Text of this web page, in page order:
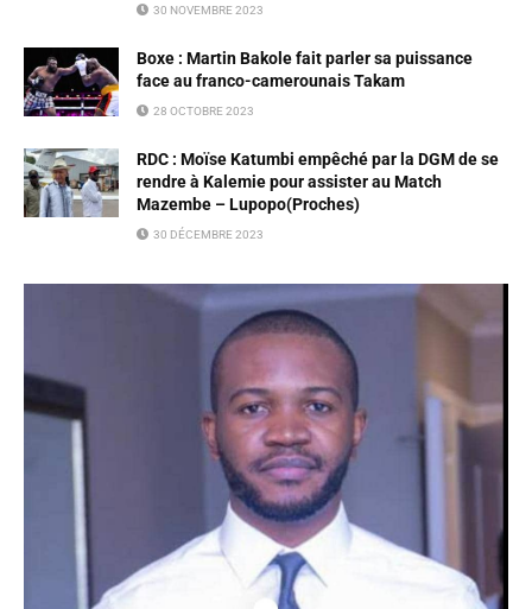
30 NOVEMBRE 2023
Boxe : Martin Bakole fait parler sa puissance
face au franco-camerounais Takam
28 OCTOBRE 2023
RDC : Moïse Katumbi empêché par la DGM de se
rendre à Kalemie pour assister au Match
Mazembe – Lupopo(Proches)
30 DÉCEMBRE 2023